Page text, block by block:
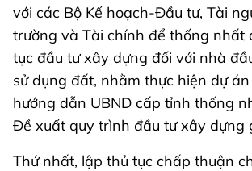
với các Bộ Kế hoạch-Đầu tư, Tài
trường và Tài chính để thống nhất
tục đầu tư xây dựng đối với nhà
sử dụng đất, nhằm thực hiện dự án
hướng dẫn UBND cấp tỉnh thống
Đề xuất quy trình đầu tư xây dựng
Thứ nhất, lập thủ tục chấp thuận